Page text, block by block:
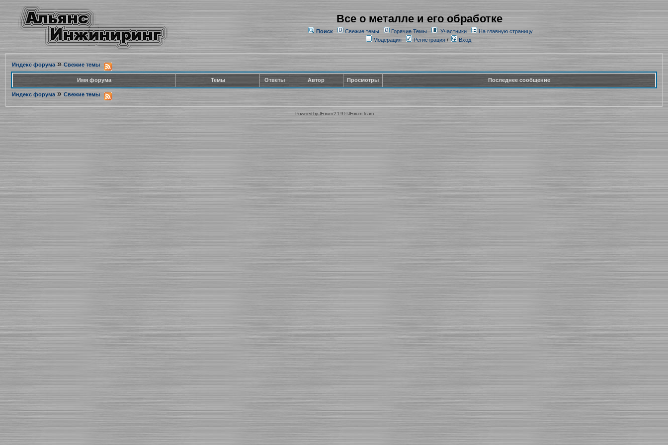
Все о металле и его обработке
Поиск Свежие темы Горячие Темы Участники
На главную страницу
Модерация
Регистрация/ Вход
Индекс форума» Свежие темы
Имя форума Темы Ответы Автор Просмотры Последнее сообщение
Индекс форума » Свежие темы
Powered byJForum 2.1.9©JForum Team